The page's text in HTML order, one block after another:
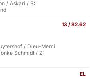
/ Askari / B:
13 / 82.62
/ Dieu-Merci
Schmidt / Z:
EL